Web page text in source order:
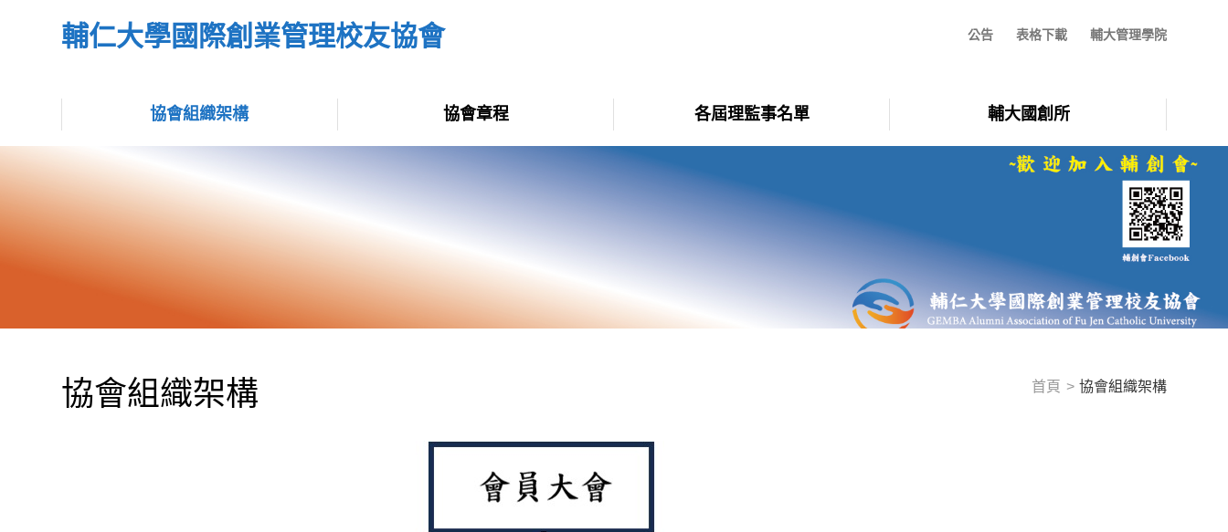
輔仁大學國際創業管理校友協會 公告 表格下載 輔大管理學院
協會組織架構 協會章程 各屆理監事名單 輔大國創所
協會組織架構 首頁 協會組織架構